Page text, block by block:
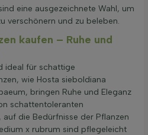
eine ausgezeichnete Wahl, um
verschönern und zu beleben.
kaufen – Ruhe und
ideal für schattige
wie Hosta sieboldiana
bringen Ruhe und Eleganz
schattentoleranten
die Bedürfnisse der Pflanzen
x rubrum sind pflegeleicht